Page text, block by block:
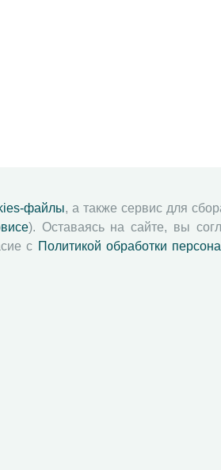
файлы, а также сервис для
). Оставаясь на сайте, вы
с Политикой обработки